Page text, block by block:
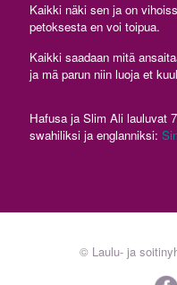
Kaikki näki sen ja on
petoksesta en voi toipua.
Kaikki saadaan mitä
ja mä parun niin luoja et
Hafusa ja Slim Ali lauluvat
swahiliksi ja englanniksi:
© Laulu- ja